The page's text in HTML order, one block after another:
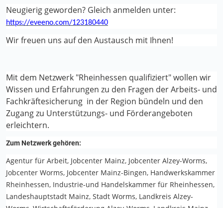
Neugierig geworden? Gleich anmelden unter:
https://eveeno.com/123180440
Wir freuen uns auf den Austausch mit Ihnen!
Mit dem Netzwerk "Rheinhessen qualifiziert" wollen wir
Wissen und Erfahrungen zu den Fragen der Arbeits- und
Fachkräftesicherung in der Region bündeln und den
Zugang zu Unterstützungs- und Förderangeboten
erleichtern.
Zum Netzwerk gehören:
Agentur für Arbeit, Jobcenter Mainz, Jobcenter Alzey-Worms,
Jobcenter Worms, Jobcenter Mainz-Bingen, Handwerkskammer
Rheinhessen, Industrie-und Handelskammer für Rheinhessen,
Landeshauptstadt Mainz, Stadt Worms, Landkreis Alzey-